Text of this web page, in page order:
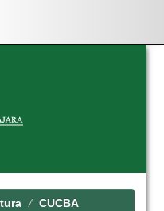
CUCBA